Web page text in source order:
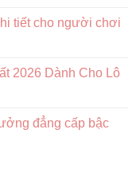
tiết cho người chơi
2026 Dành Cho Lô
đẳng cấp bậc